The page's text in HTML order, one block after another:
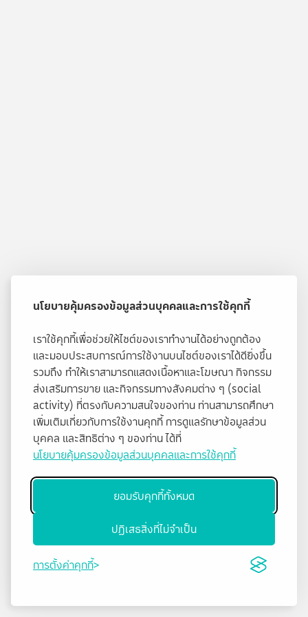
นโยบายคุ้มครองข้อมูลส่วนบุคคลและการใช้คุกกี้
เราใช้คุกกี้เพื่อช่วยให้ไซต์ของเราทำงานได้อย่างถูกต้อง
และมอบประสบการณ์การใช้งานบนไซต์ของเราได้ดียิ่งขึ้น
รวมถึง ทำให้เราสามารถแสดงเนื้อหาและโฆษณา กิจกรรม
ส่งเสริมการขาย และกิจกรรมทางสังคมต่าง ๆ (social
activity) ที่ตรงกับความสนใจของท่าน ท่านสามารถศึกษา
เพิ่มเติมเกี่ยวกับการใช้งานคุกกี้ การดูแลรักษาข้อมูลส่วน
บุคคล และสิทธิต่าง ๆ ของท่าน ได้ที่
นโยบายคุ้มครองข้อมูลส่วนบุคคลและการใช้คุกกี้
ยอมรับคุกกี้ทั้งหมด
ปฏิเสธสิ่งที่ไม่จำเป็น
การตั้งค่าคุกกี้